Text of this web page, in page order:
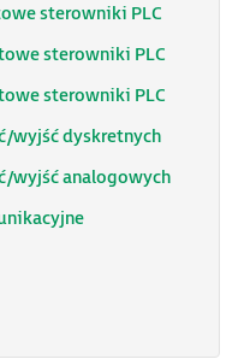
sterowniki PLC
sterowniki PLC
sterowniki PLC
wyjść dyskretnych
wyjść analogowych